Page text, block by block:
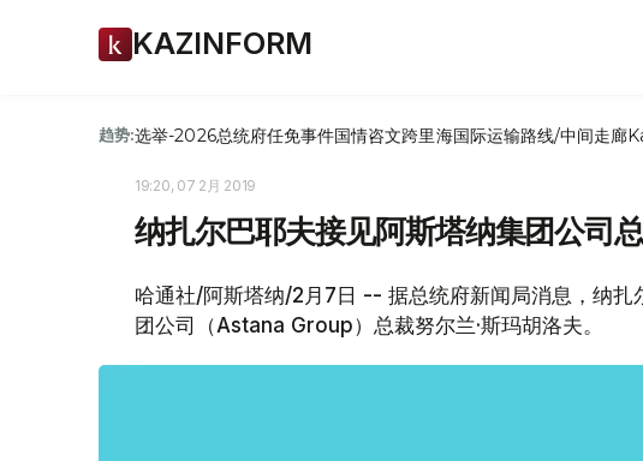
KAZINFORM
趋势:选举-2026总统府任免事件国情咨文跨里海国际运输路线/中间走廊
19:20, 07 2月 2019
纳扎尔巴耶夫接见阿斯塔纳集团公司
哈通社/阿斯塔纳/2月7日 -- 据总统府新闻局消息，纳扎
团公司（Astana Group）总裁努尔兰·斯玛胡洛夫。